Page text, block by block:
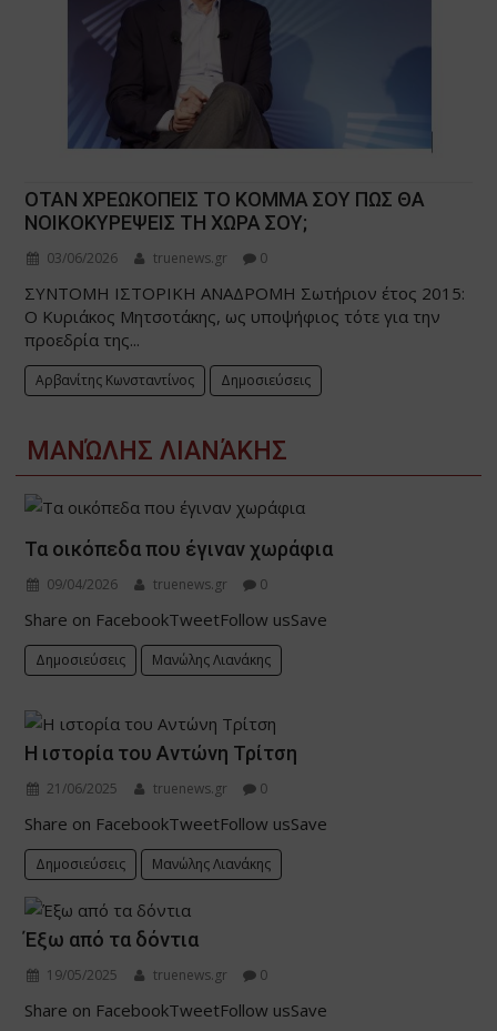
ΟΤΑΝ ΧΡΕΩΚΟΠΕΙΣ ΤΟ ΚΟΜΜΑ ΣΟΥ ΠΩΣ ΘΑ
ΝΟΙΚΟΚΥΡΕΨΕΙΣ ΤΗ ΧΩΡΑ ΣΟΥ;
03/06/2026 truenews.gr 0
ΣΥΝΤΟΜΗ ΙΣΤΟΡΙΚΗ ΑΝΑΔΡΟΜΗ Σωτήριον έτος 2015:
Ο Κυριάκος Μητσοτάκης, ως υποψήφιος τότε για την
προεδρία της...
Αρβανίτης Κωνσταντίνος Δημοσιεύσεις
ΜΑΝΏΛΗΣ ΛΙΑΝΆΚΗΣ
Τα οικόπεδα που έγιναν χωράφια
09/04/2026 truenews.gr 0
Share on FacebookTweetFollow usSave
Δημοσιεύσεις Μανώλης Λιανάκης
Η ιστορία του Αντώνη Τρίτση
21/06/2025 truenews.gr 0
Share on FacebookTweetFollow usSave
Δημοσιεύσεις Μανώλης Λιανάκης
Έξω από τα δόντια
19/05/2025 truenews.gr 0
Share on FacebookTweetFollow usSave